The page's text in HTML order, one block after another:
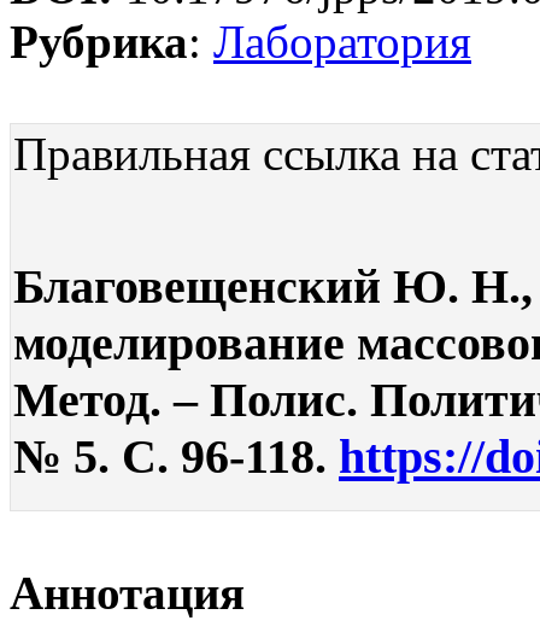
Рубрика: Лаборатория
Правильная ссылка на
Благовещенский Ю. Н.,
моделирование
Метод. – Полис.
№ 5. С. 96-118. https://
Аннотация